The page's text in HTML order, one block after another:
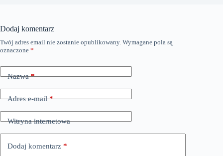
Dodaj komentarz
Twój adres email nie zostanie opublikowany. Wymagane pola są
oznaczone *
Nazwa*
Adres e-mail*
Witryna internetowa
Dodaj komentarz *